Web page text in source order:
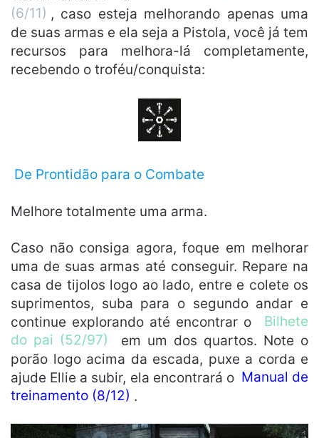
(6/11) , caso esteja melhorando apenas uma
de suas armas e ela seja a Pistola, você já tem
recursos para melhora-lá completamente,
recebendo o troféu/conquista:
De Prontidão para o Combate
Melhore totalmente uma arma.
Caso não consiga agora, foque em melhorar
uma de suas armas até conseguir. Repare na
casa de tijolos logo ao lado, entre e colete os
suprimentos, suba para o segundo andar e
continue explorando até encontrar o
Bilhete
do pai (52/97)
em um dos quartos. Note o
porão logo acima da escada, puxe a corda e
ajude Ellie a subir, ela encontrará o Manual de
treinamento (8/12) .